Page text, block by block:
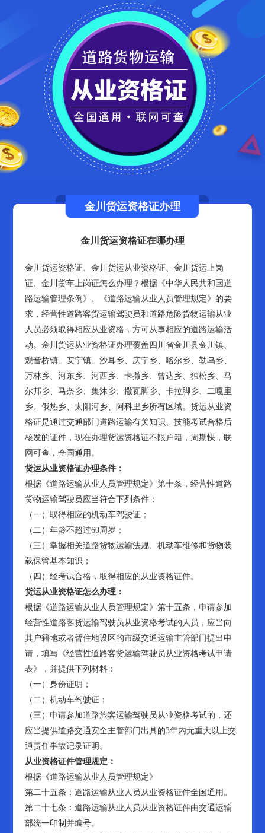
金川货运资格证办理
金川货运资格证在哪办理
金川货运资格证、金川货运从业资格证、金川货运上岗
证、金川货车上岗证怎么办理？根据《中华人民共和国道
路运输管理条例》、《道路运输从业人员管理规定》的要
求，经营性道路客货运输驾驶员和道路危险货物运输从业
人员必须取得相应从业资格，方可从事相应的道路运输活
动。金川货运从业资格证办理覆盖四川省金川县金川镇、
观音桥镇、安宁镇、沙耳乡、庆宁乡、咯尔乡、勒乌乡、
万林乡、河东乡、河西乡、卡撒乡、曾达乡、独松乡、马
尔邦乡、马奈乡、集沐乡、撒瓦脚乡、卡拉脚乡、二嘎里
乡、俄热乡、太阳河乡、阿科里乡所有区域。货运从业资
格证是通过交通部门道路运输有关知识、技能考试合格后
核发的证件，现在办理货运资格证不限户籍，周期快，联
网可查，全国通用。
货运从业资格证办理条件：
根据《道路运输从业人员管理规定》第十条，经营性道路
货物运输驾驶员应当符合下列条件：
（一）取得相应的机动车驾驶证；
（二）年龄不超过60周岁；
（三）掌握相关道路货物运输法规、机动车维修和货物装
载保管基本知识；
（四）经考试合格，取得相应的从业资格证件。
货运从业资格证怎么办理：
根据《道路运输从业人员管理规定》第十五条，申请参加
经营性道路客货运输驾驶员从业资格考试的人员，应当向
其户籍地或者暂住地设区的市级交通运输主管部门提出申
请，填写《经营性道路客货运输驾驶员从业资格考试申请
表》，并提供下列材料：
（一）身份证明；
（二）机动车驾驶证；
（三）申请参加道路旅客运输驾驶员从业资格考试的，还
应当提供道路交通安全主管部门出具的3年内无重大以上交
通责任事故记录证明。
从业资格证件管理规定：
根据《道路运输从业人员管理规定》
第二十五条：道路运输从业人员从业资格证件全国通用。
第二十七条：道路运输从业人员从业资格证件由交通运输
部统一印制并编号。